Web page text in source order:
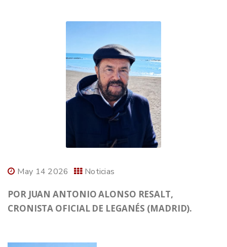
May 14 2026 Noticias
POR JUAN ANTONIO ALONSO RESALT,
CRONISTA OFICIAL DE LEGANÉS (MADRID).